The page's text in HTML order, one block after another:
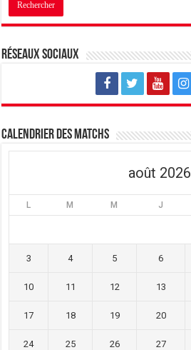
Réseaux sociaux
Calendrier des matchs
août 2026
L M M J
3 4 5 6
10 11 12 13
17 18 19 20
24 25 26 27